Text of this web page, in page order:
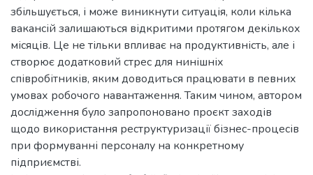
збільшується, і може виникнути ситуація, коли кілька
вакансій залишаються відкритими протягом декількох
місяців. Це не тільки впливає на продуктивність, але і
створює додатковий стрес для нинішніх
співробітників, яким доводиться працювати в певних
умовах робочого навантаження. Таким чином, автором
дослідження було запропоновано проєкт заходів
щодо використання реструктуризації бізнес-процесів
при формуванні персоналу на конкретному
підприємстві.